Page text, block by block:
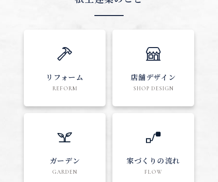
リフォーム
REFORM
店舗デザイン
SHOP DESIGN
ガーデン
GARDEN
家づくりの流れ
FLOW